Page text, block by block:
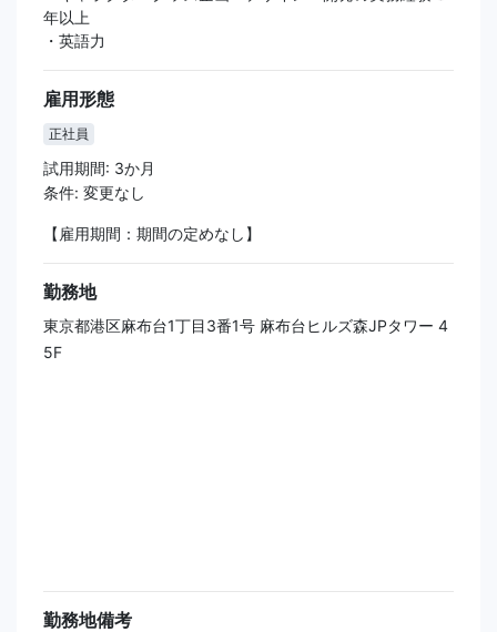
年以上
・英語力
雇用形態
正社員
試用期間: 3か月
条件: 変更なし
【雇用期間：期間の定めなし】
勤務地
東京都港区麻布台1丁目3番1号 麻布台ヒルズ森JPタワー 4
5F
勤務地備考